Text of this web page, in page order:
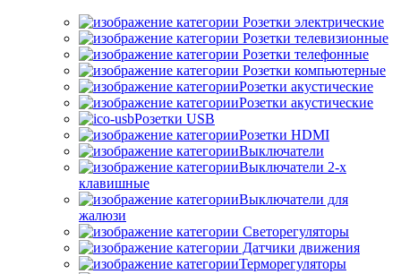
Розетки электрические
Розетки телевизионные
Розетки телефонные
Розетки компьютерные
Розетки акустические
Розетки акустические
Розетки USB
Розетки HDMI
Выключатели
Выключатели 2-х
клавишные
Выключатели для
жалюзи
Светорегуляторы
Датчики движения
Терморегуляторы